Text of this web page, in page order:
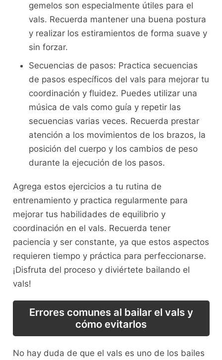
gemelos son especialmente útiles para el
vals. Recuerda mantener⁢ una buena ⁢postura
⁣y ‌realizar los estiramientos de forma suave y
sin forzar.
Secuencias de pasos: Practica ⁤secuencias
de pasos específicos del vals⁤ para mejorar ⁣tu
coordinación y ​fluidez. Puedes ‍utilizar una
música de vals⁣ como guía y repetir ‌las
secuencias varias veces. Recuerda prestar
atención a los movimientos de los brazos, la
posición del cuerpo y⁣ los⁣ cambios ‌de peso
durante la ejecución de los pasos.
Agrega estos‍ ejercicios⁤ a tu rutina ​de
entrenamiento y practica regularmente ‍para
mejorar‍ tus habilidades de equilibrio⁣ y
coordinación ⁢en el vals. ⁤Recuerda tener​
paciencia‍ y ser ‍constante, ya que ‌estos ⁤aspectos‌
requieren tiempo y práctica para​ perfeccionarse.
¡Disfruta del proceso y diviértete bailando el ​
vals!
Errores comunes al bailar el vals y
cómo evitarlos
No hay duda de ‍que el⁤ vals es uno de los bailes